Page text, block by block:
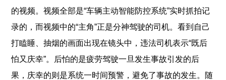
的视频。视频全部是“车辆主动智能防控系统”实时抓拍记
录的，而视频中的“主角”正是分神驾驶的司机。看到自己
打瞌睡、抽烟的画面出现在镜头中，违法司机表示“既后
怕又庆幸”。后怕的是疲劳驾驶一旦发生事故引发的后
果，庆幸的则是系统一时间预警，避免了事故的发生。随